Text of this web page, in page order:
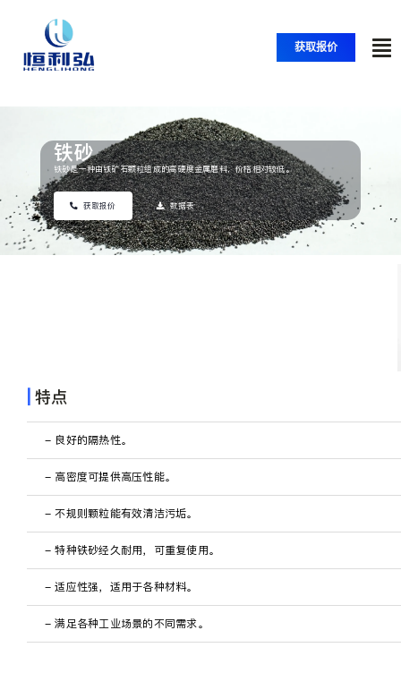
获取报价
切
产品
应用
ZH
铁砂
铁砂是一种由铁矿石颗粒组成的高硬度金属磨料，价格相对较低。
获取报价 数据表
|特点
- 良好的隔热性。
- 高密度可提供高压性能。
- 不规则颗粒能有效清洁污垢。
- 特种铁砂经久耐用，可重复使用。
- 适应性强，适用于各种材料。
- 满足各种工业场景的不同需求。